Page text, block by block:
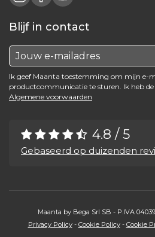
Blijf in contact
Ik geef Maanta toestemming om mijn e-
productcommunicatie te sturen. Ik heb de
Algemene voorwaarden
4.8 / 5
Gebaseerd op duizenden
Maanta by Bega Srl SB - P.IVA
Privacy Policy- Cookie Policy- Cookie